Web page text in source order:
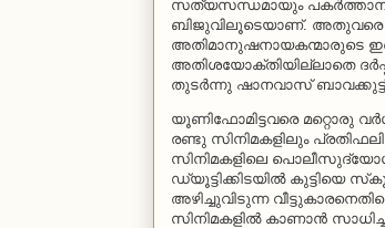
സത്യസന്ധമായും
ബിജുവിലൂടെയാണ്. അതുവരെ
അതിമാനുഷനായകന്മാരുടെ
അതിശയോക്തിയില്ലാതെ
തുടര്‍ന്നു ഷാനവാസ്
യൂണിഫോമിട്ടവരെ മറ്റൊരു
രണ്ടു സിനിമകളിലും
സിനിമകളിലെ
ഡ്യൂട്ടിക്കിടയില്‍ കുട്ടിയെ
അഴിച്ചുവിടുന്ന
സിനിമകളില്‍ കാണാന്‍